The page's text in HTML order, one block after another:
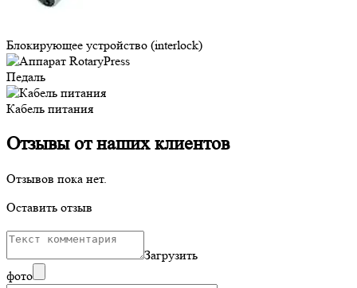
Блокирующее устройство (interlock)
Педаль
Кабель питания
Отзывы от наших клиентов
Отзывов пока нет.
Оставить отзыв
Загрузить
фото